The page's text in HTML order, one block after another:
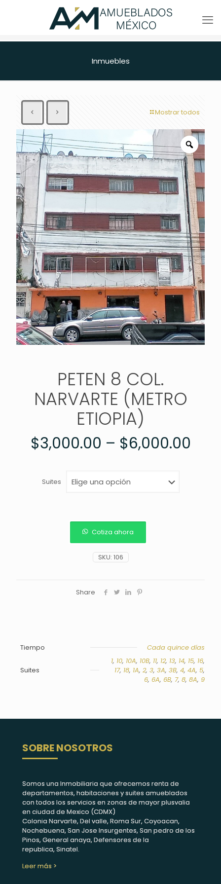
Inmuebles
Mostrar todos
Zoom
PETEN 8 COL.
NARVARTE (METRO
ETIOPIA)
$3,000.00 – $6,000.00
Suites
Cotiza ahora
SKU: 106
Share
Tiempo Cada quince días
Suites
1, 10, 10A, 10B, 11, 12, 13, 14, 15, 16,
17, 18, 1A, 2, 3, 3A, 3B, 4, 4A, 5,
6, 6A, 6B, 7, 8, 8A, 9
SOBRE NOSOTROS
Somos una Inmobiliaria que ofrecemos renta de
departamentos, habitaciones y suites amueblados
con todos los servicios en zonas de mayor plusvalia
en ciudad de Mexico (CDMX)
Colonia Narvarte, Del valle, Roma Sur, Coyoacan,
Nochebuena, San Jose Insurgentes, San pedro de los
Pinos, General anaya, Defensores de la
republica, Sinatel.
Leer más >